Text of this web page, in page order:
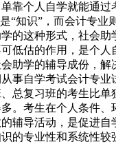
靠个人自学就能通过
“知识”，而会计专业
的这种形式，社会助
低估的作用，是个人
助学的辅导成份，解
事自学考试会计专业
总复习班的考生比单
。考生在个人条件、
辅导活动，是促进自
的专业性和系统性较